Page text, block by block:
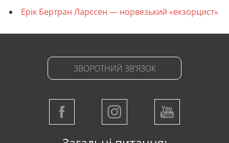
Ерік Бертран Ларссен — норвезький «екзорцист»
ЗВОРОТНИЙ ЗВ'ЯЗОК